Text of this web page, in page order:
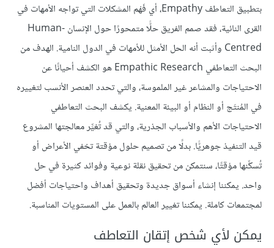
بتطبيق التعاطف Empathy، أي فَهْم المشكلات التي تواجه الأمهات في
القرى النائية، فقد صمم الفريق حلًّا متمحورًا حول الإنسان Human-
Centred وأثبت أنه الحل الأمثل للأمهات في الدول النامية. الهدف من
البحث التعاطفي Empathic Research هو الكشف أحيانًا عن
الاحتياجات والمشاعر غير الملموسة، والتي تحدد العنصر الأنسب لتغييره
في المُنتَج أو النظام أو البيئة المعنية. يكشف البحث التعاطفي
الاحتياجات الأهم والأسباب الجذرية، والتي قد تُغيِّر معالجتها المشروع
قيد التنفيذ جوهريًّا. بدلًا من تصميم حلول مؤقتة تخفي الأعراض أو
تُسكِّنها مؤقتًا، سنتمكن من تحقيق نقلة نوعية وفوائد كثيرة في حل
واحد. يمكننا إنشاء أسواق جديدة وتحقيق أهداف واحتياجات أفضل
لمجتمعات كاملة. يمكننا تغيير العالم بالعمل على المستويات المناسبة.
يمكن لأي شخص إتقان التعاطف